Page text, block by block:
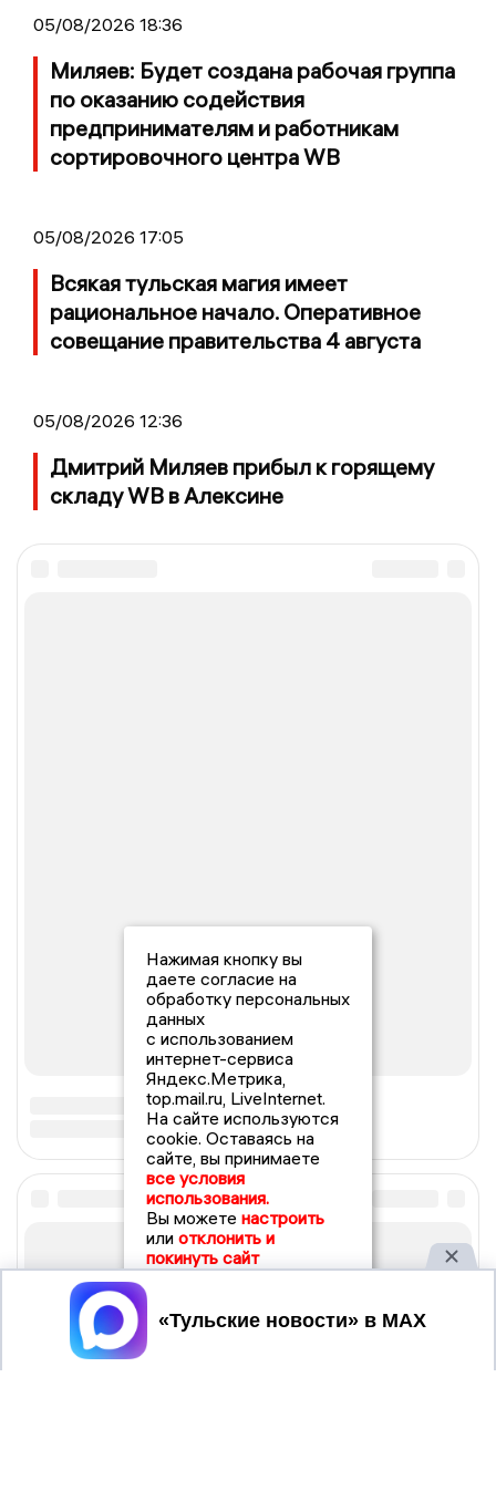
05/08/2026 18:36
Миляев: Будет создана рабочая группа
по оказанию содействия
предпринимателям и работникам
сортировочного центра WB
05/08/2026 17:05
Всякая тульская магия имеет
рациональное начало. Оперативное
совещание правительства 4 августа
05/08/2026 12:36
Дмитрий Миляев прибыл к горящему
складу WB в Алексине
Нажимая кнопку вы
даете согласие на
обработку персональных
данных
с использованием
интернет-сервиса
Яндекс.Метрика,
top.mail.ru, LiveInternet.
На сайте используются
cookie. Оставаясь на
сайте, вы принимаете
все условия
использования.
Вы можете настроить
или отклонить и
покинуть сайт
Принять